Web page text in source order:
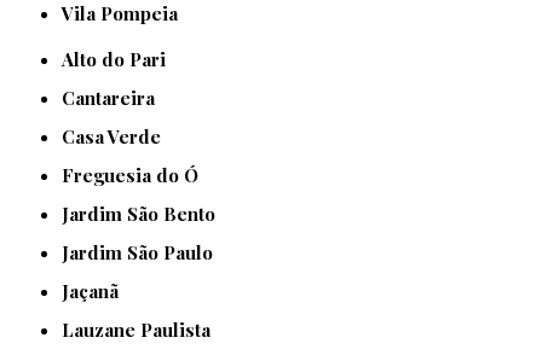
Vila Pompeia
Alto do Pari
Cantareira
Casa Verde
Freguesia do Ó
Jardim São Bento
Jardim São Paulo
Jaçanã
Lauzane Paulista